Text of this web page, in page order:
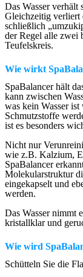
Das Wasser verhält
Gleichzeitig verliert
schließlich
der Regel alle zwei
Teufelskreis.
Wie wirkt
SpaBalancer hält
kann zwischen
was kein Wasser
Schmutzstoffe
ist es besonders
Nicht nur
wie z.B. Kalzium,
SpaBalancer
Molekularstruktur
eingekapselt und
werden.
Das Wasser nimmt
kristallklar und
Wie wird
Schütteln Sie die